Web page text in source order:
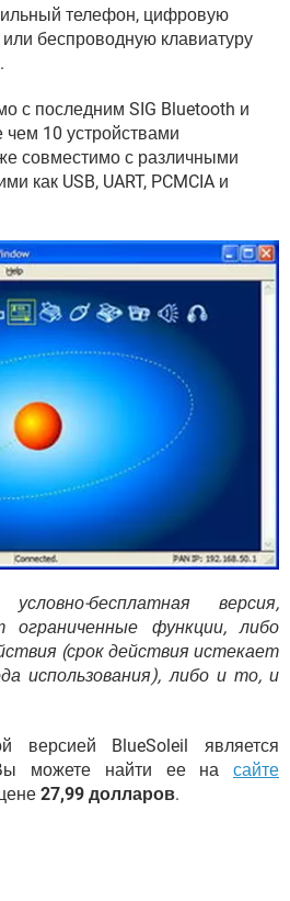
GOOGLE
телефон, цифровую
беспроводную клавиатуру
с последним SIG Bluetooth и
10 устройствами
совместимо с различными
как USB, UART, PCMCIA и
бесплатная версия,
функции, либо
(срок действия истекает
использования), либо и то, и
версией BlueSoleil является
можете найти ее насайте
27,99 долларов.